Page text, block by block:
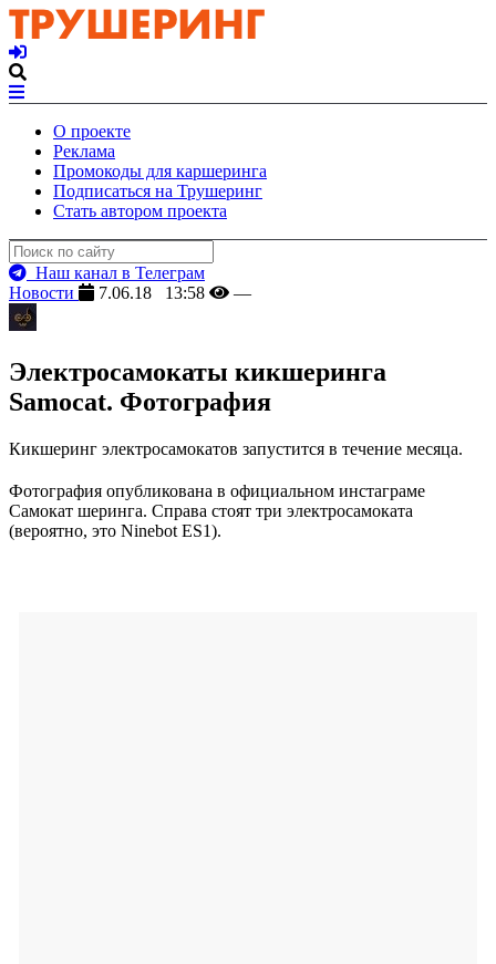
О проекте
Реклама
Промокоды для каршеринга
Подписаться на Трушеринг
Стать автором проекта
Наш канал в Телеграм
Новости
7.06.18 13:58 —
Электросамокаты кикшеринга
Samocat. Фотография
Кикшеринг электросамокатов запустится в течение месяца.
Фотография опубликована в официальном инстаграме
Самокат шеринга. Справа стоят три электросамоката
(вероятно, это Ninebot ES1).